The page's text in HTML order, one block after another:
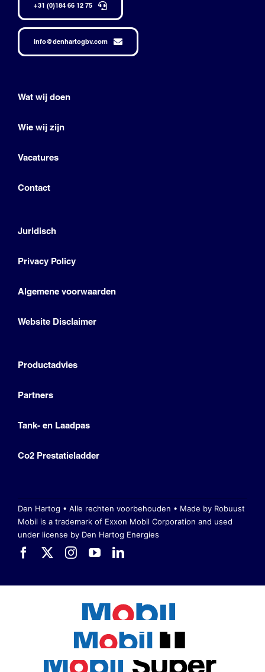
+31 (0)184 66 12 75
info@denhartogbv.com
Wat wij doen
Wie wij zijn
Vacatures
Contact
Juridisch
Privacy Policy
Algemene voorwaarden
Website Disclaimer
Productadvies
Partners
Tank- en Laadpas
Co2 Prestatieladder
Den Hartog • Alle rechten voorbehouden • Made by Robuust
Mobil is a trademark of Exxon Mobil Corporation and used
under license by Den Hartog Energies